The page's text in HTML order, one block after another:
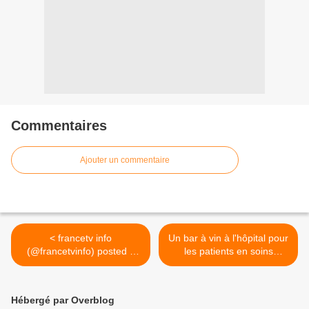
Commentaires
Ajouter un commentaire
< francetv info
(@francetvinfo) posted a
photo on Twitter
Un bar à vin à l'hôpital pour
les patients en soins
palliatifs >
Hébergé par Overblog